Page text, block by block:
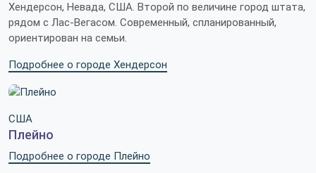
Хендерсон, Невада, США. Второй по величине город штата,
рядом с Лас-Вегасом. Современный, спланированный,
ориентирован на семьи.
Подробнее о городе Хендерсон
США
Плейно
Подробнее о городе Плейно